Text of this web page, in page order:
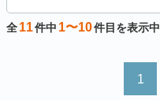
全11件中 1〜10件目を表示中
1